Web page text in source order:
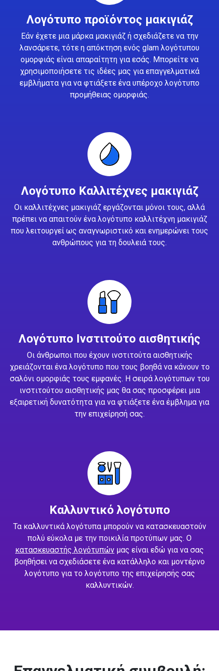
Λογότυπο προϊόντος μακιγιάζ
Εάν έχετε μια μάρκα μακιγιάζ ή σχεδιάζετε να την
λανσάρετε, τότε η απόκτηση ενός glam λογότυπου
ομορφιάς είναι απαραίτητη για εσάς. Μπορείτε να
χρησιμοποιήσετε τις ιδέες μας για επαγγελματικά
εμβλήματα για να φτιάξετε ένα υπέροχο λογότυπο
προμήθειας ομορφιάς.
Λογότυπο Καλλιτέχνες μακιγιάζ
Οι καλλιτέχνες μακιγιάζ εργάζονται μόνοι τους, αλλά
πρέπει να απαιτούν ένα λογότυπο καλλιτέχνη μακιγιάζ
που λειτουργεί ως αναγνωριστικό και ενημερώνει τους
ανθρώπους για τη δουλειά τους.
Λογότυπο Ινστιτούτο αισθητικής
Οι άνθρωποι που έχουν ινστιτούτα αισθητικής
χρειάζονται ένα λογότυπο που τους βοηθά να κάνουν το
σαλόνι ομορφιάς τους εμφανές. Η σειρά λογότυπων του
ινστιτούτου αισθητικής μας θα σας προσφέρει μια
εξαιρετική δυνατότητα για να φτιάξετε ένα έμβλημα για
την επιχείρησή σας.
Καλλυντικό λογότυπο
Τα καλλυντικά λογότυπα μπορούν να κατασκευαστούν
πολύ εύκολα με την ποικιλία προτύπων μας. Ο
κατασκευαστής λογότυπών μας είναι εδώ για να σας
βοηθήσει να σχεδιάσετε ένα κατάλληλο και μοντέρνο
λογότυπο για το λογότυπο της επιχείρησής σας
καλλυντικών.